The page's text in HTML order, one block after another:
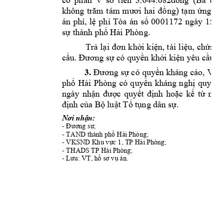
không trăm tám mươi hai đồng) tạm ứng
án phí, lệ phí Tòa án số 0001172 ngày 15
sự thành phố Hải Phòng.
Trả lại đơn khởi kiện, tài liệu,
cầu. Đương sự có quyền khởi kiện yêu cầu
3. Đương sự có quyền kháng cáo,
phố Hải Phòng có quyền kháng nghị
ngày nhận được quyết định hoặc kể từ
định của Bộ luật Tố tụng dân sự.
Nơi nhận:
- Đương sự;
- TAND thành phố Hải Phòng;
- VKSND Khu vực 1, TP Hải Phòng;
- THADS TP Hải Phòng;
- Lưu: VT, hồ sơ vụ án.